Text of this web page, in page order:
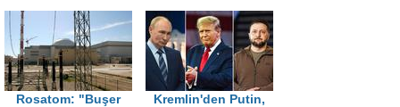
Rosatom: "Buşer
Kremlin'den Putin,